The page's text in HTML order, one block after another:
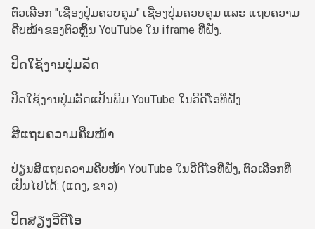
ຕົວເລືອກ "ເຊື່ອງປຸ່ມຄວບຄຸມ" ເຊື່ອງປຸ່ມຄວບຄຸມ ແລະ ແຖບຄວາມ
ຄືບໜ້າຂອງຕົວຫຼິ້ນ YouTube ໃນ iframe ທີ່ຝັງ.
ປິດໃຊ້ງານປຸ່ມລັດ
ປິດໃຊ້ງານປຸ່ມລັດແປ້ນພິມ YouTube ໃນວີດີໂອທີ່ຝັງ
ສີແຖບຄວາມຄືບໜ້າ
ປ່ຽນສີແຖບຄວາມຄືບໜ້າ YouTube ໃນວີດີໂອທີ່ຝັງ, ຕົວເລືອກທີ່
ເປັນໄປໄດ້: (ແດງ, ຂາວ)
ປິດສຽງວີດີໂອ